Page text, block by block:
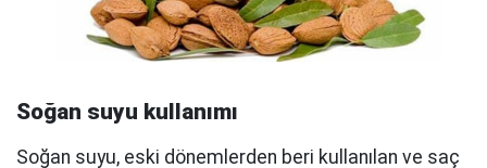
Soğan suyu kullanımı
Soğan suyu, eski dönemlerden beri kullanılan ve saç